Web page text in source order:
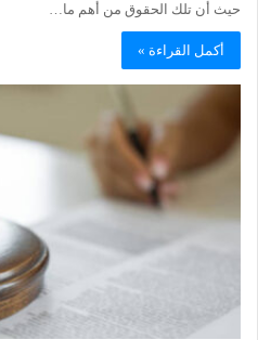
حيث أن تلك الحقوق من أهم ما…
أكمل القراءة »